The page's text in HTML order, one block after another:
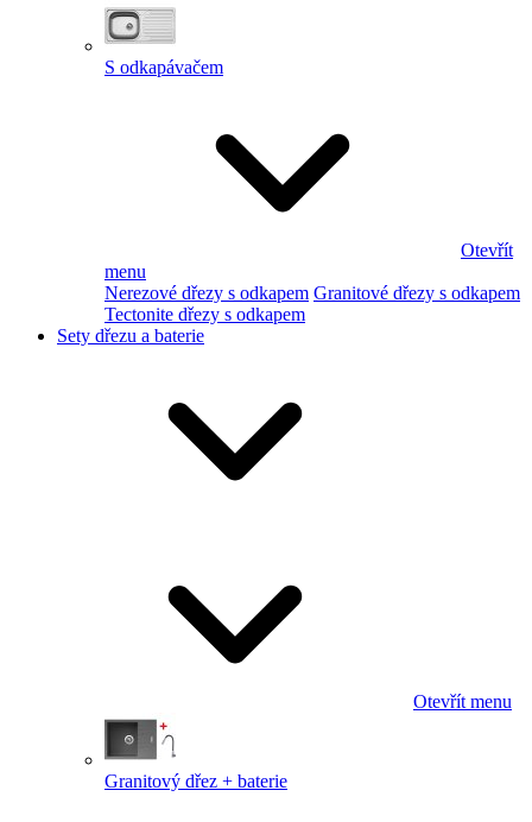
S odkapávačem
Otevřít
menu
Nerezové dřezy s odkapem Granitové dřezy s odkapem
Tectonite dřezy s odkapem
Sety dřezu a baterie
Otevřít menu
Granitový dřez + baterie